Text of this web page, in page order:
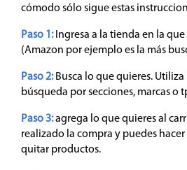
cómodo sólo sigue estas
Paso 1:Ingresa a la tienda en la
(Amazon por ejemplo es la más
Paso 2:Busca lo que quieres.
búsqueda por secciones, marcas o
Paso 3:agrega lo que quieres al
realizado la compra y puedes
quitar productos.